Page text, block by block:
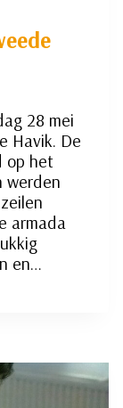
28 mei
Havik. De
op het
werden
armada
en…